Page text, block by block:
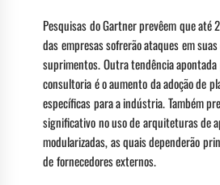
Pesquisas do Gartner prevêem que até
das empresas sofrerão ataques em
suprimentos. Outra tendência apontada
consultoria é o aumento da adoção de
específicas para a indústria. Também
significativo no uso de arquiteturas de
modularizadas, as quais dependerão
de fornecedores externos.